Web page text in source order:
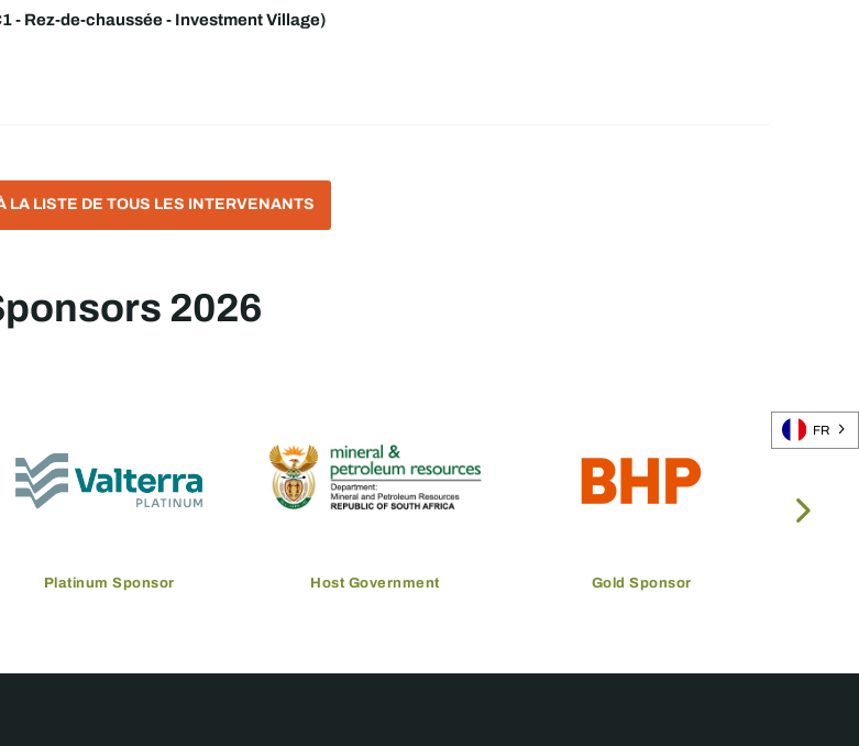
- Rez-de-chaussée - Investment Village)
LA LISTE DE TOUS LES INTERVENANTS
2026
Platinum Sponsor Host Government Gold Sponsor
FR